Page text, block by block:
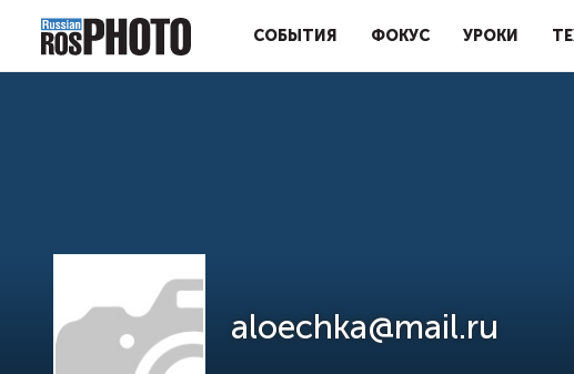
СОБЫТИЯ ФОКУС УРОКИ
aloechka@mail.ru